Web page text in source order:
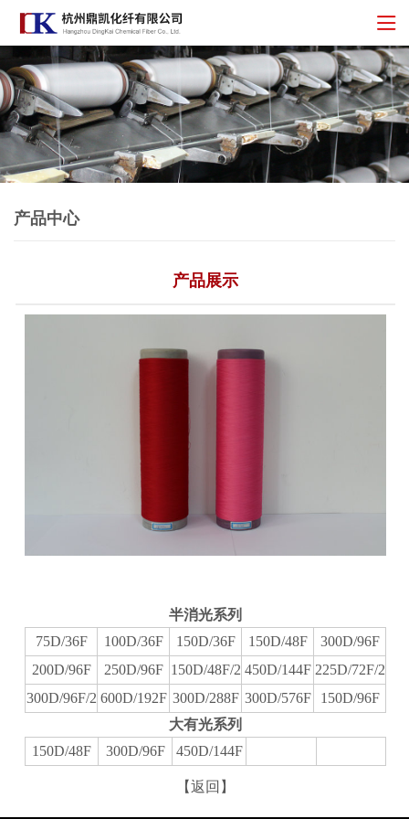
产品中心
产品展示
半消光系列
75D/36F
100D/36F 150D/36F 150D/48F
300D/96F
200D/96F
250D/96F 150D/48F/2 450D/144F 225D/72F/2
300D/96F/2 600D/192F 300D/288F 300D/576F
150D/96F
大有光系列
150D/48F
300D/96F 450D/144F
【返回】